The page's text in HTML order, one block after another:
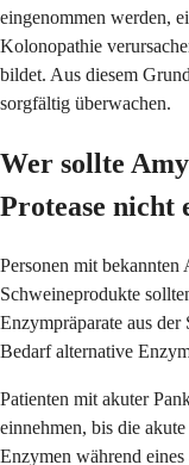
eingenommen werden,
Kolonopathie
bildet. Aus diesem
sorgfältig überwachen.
Wer sollte
Protease nicht
Personen mit
Schweineprodukte
Enzympräparate aus
Bedarf alternative
Patienten mit akuter
einnehmen, bis die
Enzymen während